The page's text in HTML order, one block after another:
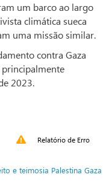
um barco ao largo
climática sueca
uma missão similar.
contra Gaza
principalmente
2023.
Relatório de Erro
e teimosia Palestina Gaza